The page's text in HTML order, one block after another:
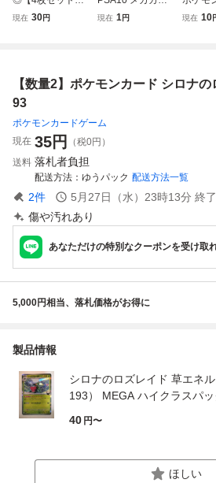
ポケモンカードゲ
MEGAドリームex
【BELVERポケ
現在 30円
リューex SAR 24
現在 1円
ロナの
リーム
現在 10
【数量2】ポケモンカード シロナ
93
ポケモンカードゲーム
現在 35円
（税0円）
送料 落札者負担
配送方法 ゆうパック 配送方法一覧
2件 5月27日（水）23時13分 終了
傷や汚れあり
あなただけの特別なクーポンを受け取
5,000円相当、落札価格がお得に
製品情報
シロナのロズレイド 草エネ
193） MEGA ハイクラスパ
40 円〜
ほしい